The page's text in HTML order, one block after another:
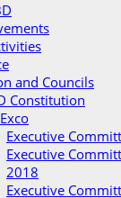
and Councils
Constitution
Executive
Executive
2018
Executive